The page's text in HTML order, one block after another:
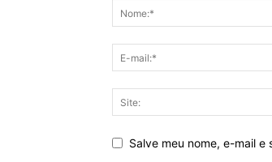
Salve meu nome, e-mail